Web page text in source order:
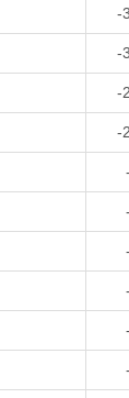
-
-
-
-